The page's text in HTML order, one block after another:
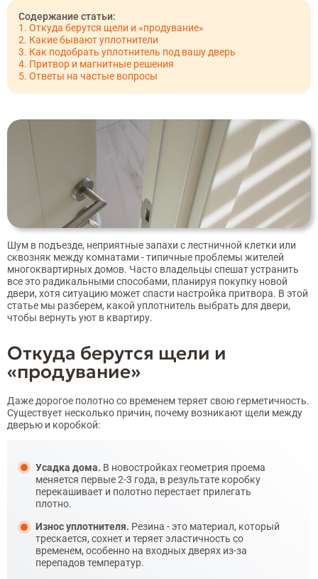
Откуда берутся щели и «продувание»
Какие бывают уплотнители
Как подобрать уплотнитель под вашу дверь
Притвор и магнитные решения
Ответы на частые вопросы
Шум в подъезде, неприятные запахи с лестничной клетки или
сквозняк между комнатами - типичные проблемы жителей
многоквартирных домов. Часто владельцы спешат устранить
все это радикальными способами, планируя покупку новой
двери, хотя ситуацию может спасти настройка притвора. В этой
статье мы разберем, какой уплотнитель выбрать для двери,
чтобы вернуть уют в квартиру.
Откуда берутся щели и
«продувание»
Даже дорогое полотно со временем теряет свою герметичность.
Существует несколько причин, почему возникают щели между
дверью и коробкой:
Усадка дома. В новостройках геометрия проема
меняется первые 2-3 года, в результате коробку
перекашивает и полотно перестает прилегать
плотно.
Износ уплотнителя. Резина - это материал, который
трескается, сохнет и теряет эластичность со
временем, особенно на входных дверях из-за
перепадов температур.